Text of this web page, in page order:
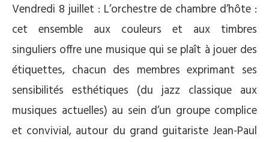
Vendredi 8 juillet : L’orchestre de chambre d’hôte :
cet ensemble aux couleurs et aux timbres
singuliers offre une musique qui se plaît à jouer des
étiquettes, chacun des membres exprimant ses
sensibilités esthétiques (du jazz classique aux
musiques actuelles) au sein d’un groupe complice
et convivial, autour du grand guitariste Jean-Paul